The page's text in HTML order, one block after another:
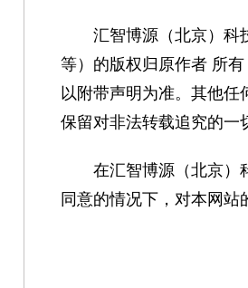
汇智博源（北京）科
等）的版权归原作者 所
以附带声明为准。其他任
保留对非法转载追究的一
在汇智博源（北京）
同意的情况下，对本网站